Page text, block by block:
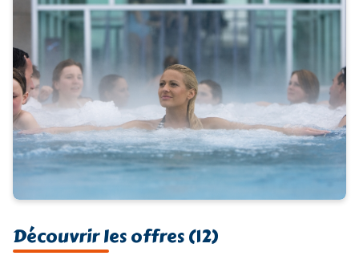
Découvrir les offres (12)